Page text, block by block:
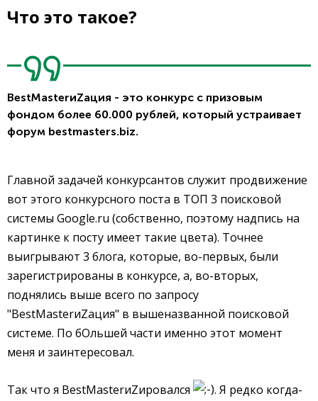
Что это такое?
BestMasterиZация - это конкурс с призовым
фондом более 60.000 рублей, который устраивает
форум bestmasters.biz.
Главной задачей конкурсантов служит продвижение
вот этого конкурсного поста в ТОП 3 поисковой
системы Google.ru (собственно, поэтому надпись на
картинке к посту имеет такие цвета). Точнее
выигрывают 3 блога, которые, во-первых, были
зарегистрированы в конкурсе, а, во-вторых,
поднялись выше всего по запросу
"BestMasterиZация" в вышеназванной поисковой
системе. По бОльшей части именно этот момент
меня и заинтересовал.
Так что я BestMasterиZировался
. Я редко когда-